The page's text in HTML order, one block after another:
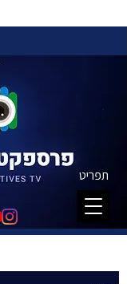
תפריט